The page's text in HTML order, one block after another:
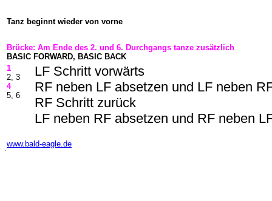
Tanz beginnt wieder von vorne
Brücke: Am Ende des 2. und 6. Durchgangs tanze zusätzlich
BASIC FORWARD, BASIC BACK
1
2, 3
4
5, 6
LF Schritt vorwärts
RF neben LF absetzen und LF neben
RF Schritt zurück
LF neben RF absetzen und RF neben
www.bald-eagle.de